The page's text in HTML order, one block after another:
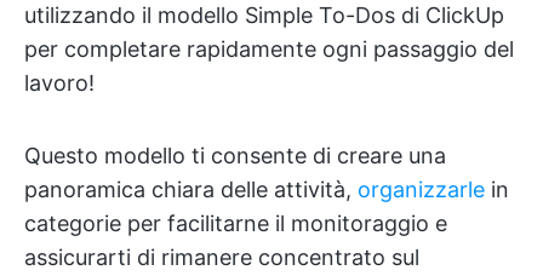
utilizzando il modello Simple To-Dos di ClickUp
per completare rapidamente ogni passaggio del
lavoro!
Questo modello ti consente di creare una
panoramica chiara delle attività, organizzarle in
categorie per facilitarne il monitoraggio e
assicurarti di rimanere concentrato sul